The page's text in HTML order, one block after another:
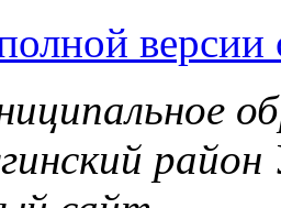
версии
район